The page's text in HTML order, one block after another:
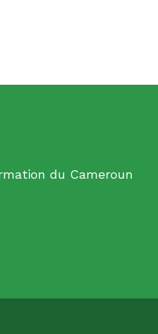
du Cameroun